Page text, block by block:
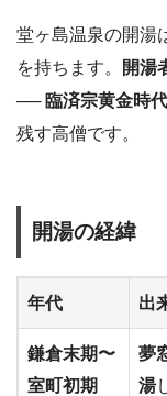
堂ヶ島温泉の開湯
を持ちます。
開湯
── 臨済宗黄金時
残す高僧です。
開湯の経緯
年代 出
鎌倉末期〜
室町初期
夢
湯